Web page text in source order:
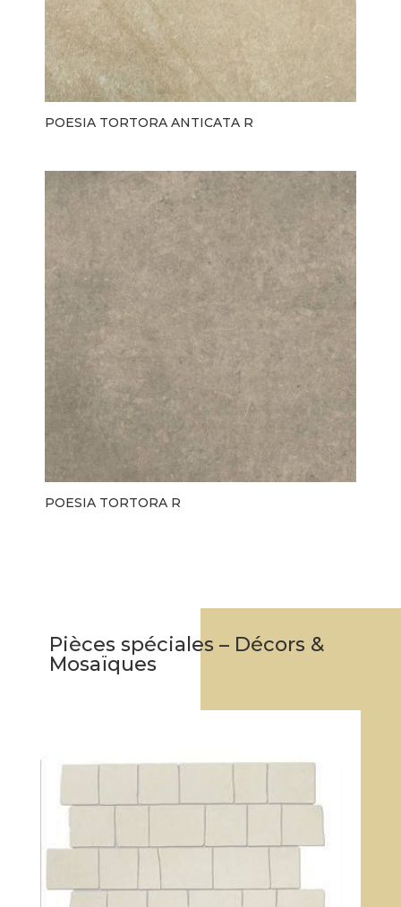
POESIA TORTORA ANTICATA R
POESIA TORTORA R
Pièces spéciales – Décors &
Mosaïques